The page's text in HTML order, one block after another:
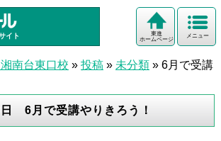
イト メニュー
東進
ホームページ
南台東口校 » 投稿 » 未分類 » 6月で受講
6月で受講やりきろう！